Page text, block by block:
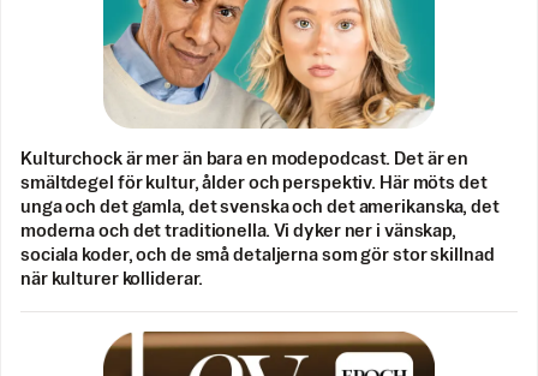
Kulturchock är mer än bara en modepodcast. Det är en
smältdegel för kultur, ålder och perspektiv. Här möts det
unga och det gamla, det svenska och det amerikanska, det
moderna och det traditionella. Vi dyker ner i vänskap,
sociala koder, och de små detaljerna som gör stor skillnad
när kulturer kolliderar.